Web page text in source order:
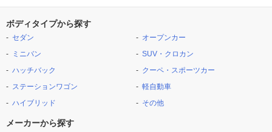
ボディタイプから探す
セダン
ミニバン
ハッチバック
ステーションワゴン
ハイブリッド
オープンカー
SUV・クロカン
クーペ・スポーツカー
軽自動車
その他
メーカーから探す